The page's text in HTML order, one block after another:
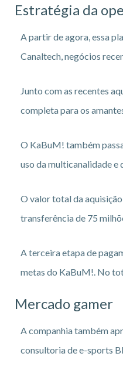
Estratégia da
A partir de agora, essa
Canaltech, negócios
Junto com as recentes
completa para os
O KaBuM! também
uso da multicanalidade e
O valor total da
transferência de 75
A terceira etapa de
metas do KaBuM!. No
Mercado gamer
A companhia também
consultoria de e-sports